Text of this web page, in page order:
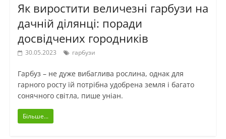
Як виростити величезні гарбузи на
дачній ділянці: поради
досвідчених городників
30.05.2023 гарбузи
Гарбуз – не дуже вибаглива рослина, однак для
гарного росту їй потрібна удобрена земля і багато
сонячного світла, пише уніан.
Більше...